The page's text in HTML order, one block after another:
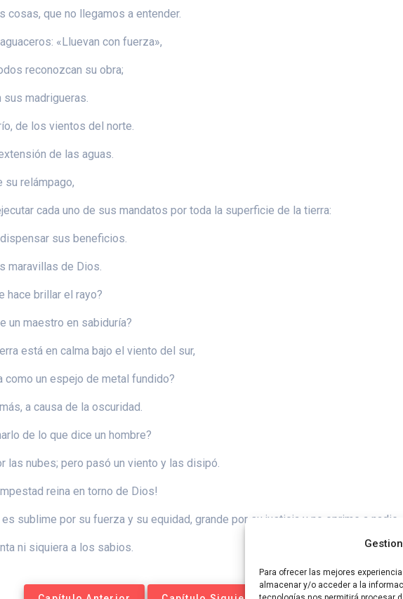
Para ofrecer las mejores
almacenar y/o acceder a la
cosas, que no llegamos a entender.
«Lluevan con fuerza»,
reconozcan su obra;
madrigueras.
de los vientos del norte.
de las aguas.
su relámpago,
cada uno de sus mandatos por toda la superficie de la tierra:
sus beneficios.
maravillas de Dios.
hace brillar el rayo?
un maestro en sabiduría?
está en calma bajo el viento del sur,
un espejo de metal fundido?
a causa de la oscuridad.
de lo que dice un hombre?
las nubes; pero pasó un viento y las disipó.
reina en torno de Dios!
sublime por su fuerza y su equidad, grande por su justicia y no oprime a nadie.
ni siquiera a los sabios.